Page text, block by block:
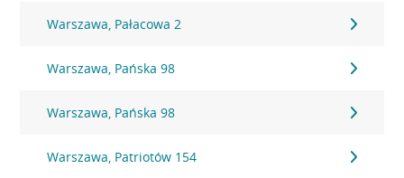
Warszawa, Pałacowa 2
Warszawa, Pańska 98
Warszawa, Pańska 98
Warszawa, Patriotów 154